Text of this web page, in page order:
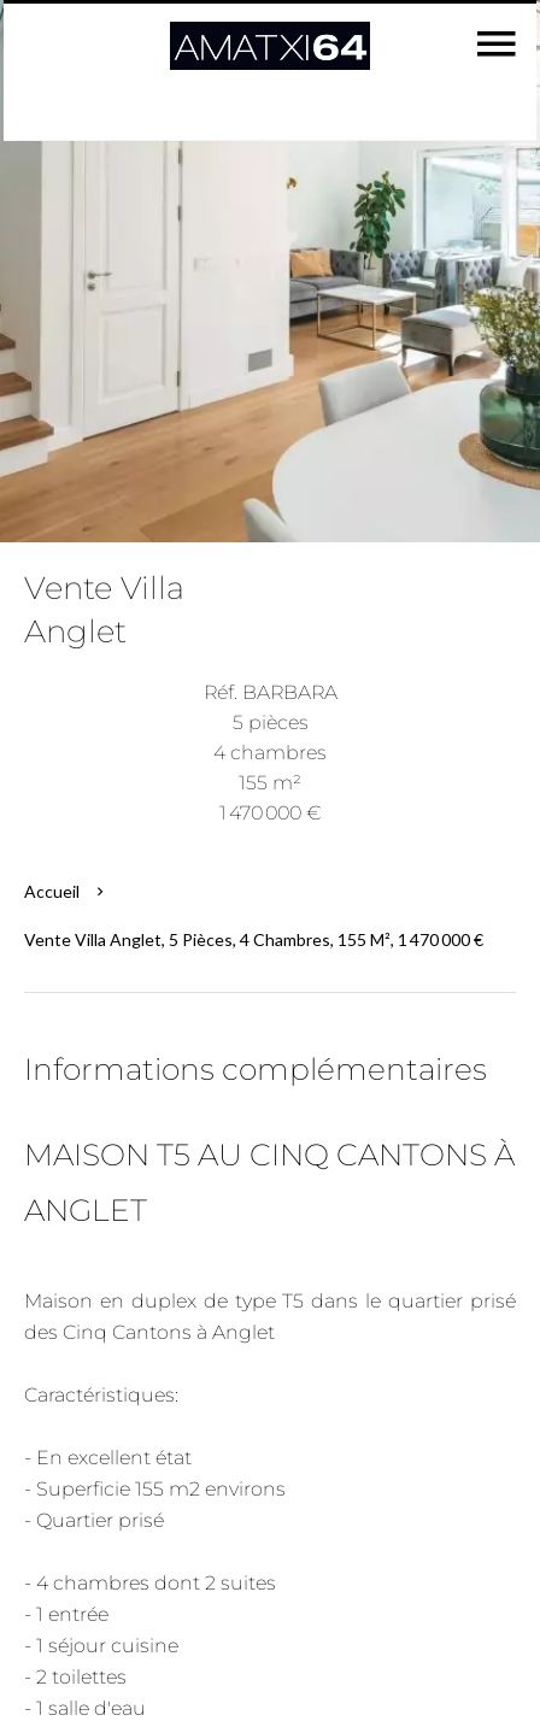
Vente Villa
Anglet
Réf. BARBARA
5 pièces
4 chambres
155 m²
1 470 000 €
Accueil
Vente Villa Anglet, 5 Pièces, 4 Chambres, 155 M², 1 470 000 €
Informations complémentaires
MAISON T5 AU CINQ CANTONS À
ANGLET
Maison en duplex de type T5 dans le quartier prisé
des Cinq Cantons à Anglet
Caractéristiques:
- En excellent état
- Superficie 155 m2 environs
- Quartier prisé
- 4 chambres dont 2 suites
- 1 entrée
- 1 séjour cuisine
- 2 toilettes
- 1 salle d'eau